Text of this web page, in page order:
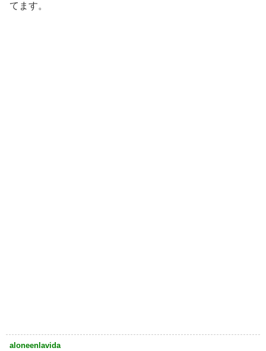
てます。
aloneenlavida